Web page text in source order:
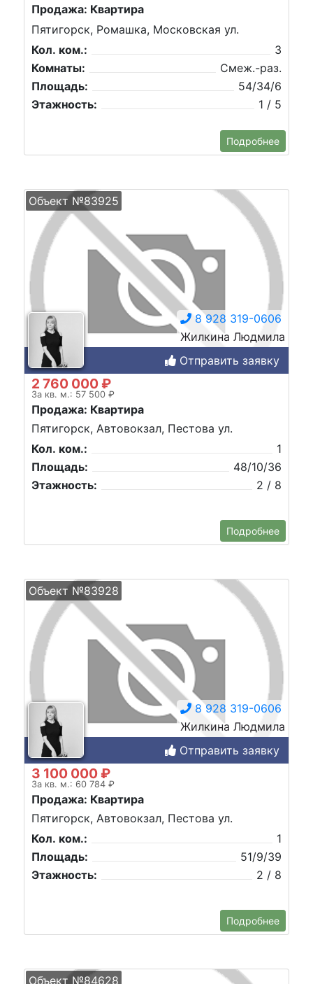
Продажа: Квартира
Пятигорск, Ромашка, Московская ул.
Кол. ком.:
3
Комнаты:
Смеж.-раз.
Площадь:
54/34/6
Этажность:
1 / 5
Подробнее
Объект №83925
8 928 319-0606
Жилкина Людмила
Отправить заявку
2 760 000 ₽
За кв. м.: 57 500 ₽
Продажа: Квартира
Пятигорск, Автовокзал, Пестова ул.
Кол. ком.:
1
Площадь:
48/10/36
Этажность:
2 / 8
Подробнее
Объект №83928
8 928 319-0606
Жилкина Людмила
Отправить заявку
3 100 000 ₽
За кв. м.: 60 784 ₽
Продажа: Квартира
Пятигорск, Автовокзал, Пестова ул.
Кол. ком.:
1
Площадь:
51/9/39
Этажность:
2 / 8
Подробнее
Объект №84628